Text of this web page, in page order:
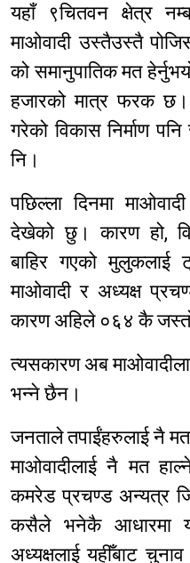
यहाँ ९चितवन क्षेत्र
माओवादी उस्तैउस्तै
को समानुपातिक मत
हजारको मात्र फरक छ।
गरेको विकास निर्माण
नि।
पछिल्ला दिनमा
देखेको छु। कारण हो,
बाहिर गएको मुलुकलाई
माओवादी र अध्यक्ष
कारण अहिले ०६४ कै
त्यसकारण अब
भन्ने छैन।
जनताले तपाईंहरुलाई नै
माओवादीलाई नै मत
कमरेड प्रचण्ड अन्यत्र
कसैले भनेकै आधारमा
अध्यक्षलाई यहीँबाट